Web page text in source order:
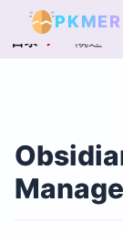
PKMER
目录 概述